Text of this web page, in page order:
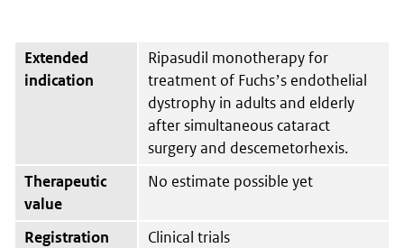
Extended
indication
Ripasudil monotherapy for
treatment of Fuchsʼs endothelial
dystrophy in adults and elderly
after simultaneous cataract
surgery and descemetorhexis.
Therapeutic
value
No estimate possible yet
Registration
Clinical trials